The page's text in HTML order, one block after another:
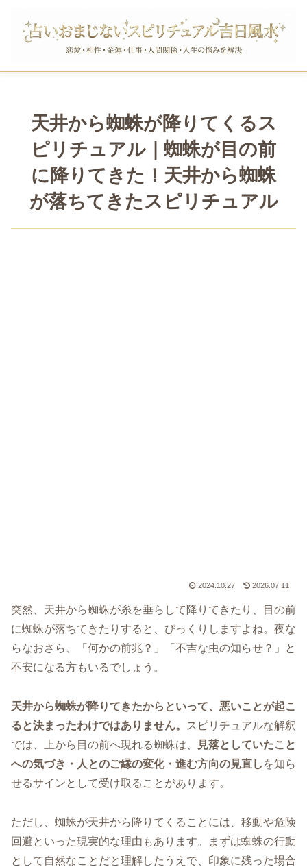
天井から蜘蛛が降りてくるス
ピリチュアル｜蜘蛛が目の前
に降りてきた！天井から蜘蛛
が落ちてきたスピリチュアル
2024.10.27 2026.07.11
突然、天井から蜘蛛が糸を垂らして降りてきたり、目の前
に蜘蛛が落ちてきたりすると、びっくりしますよね。夜な
らなおさら、「何かの前兆？」「不吉な虫の知らせ？」と
不安になる方もいるでしょう。
天井から蜘蛛が降りてきたからといって、悪いことが起こ
ると決まったわけではありません。
スピリチュアルな解釈
では、上から目の前へ現れる蜘蛛は、
見落としていたこと
への気づき・人とのご縁の変化・進む方向の見直し を知ら
せるサインとして受け取ることがあります。
ただし、蜘蛛が天井から降りてくることには、移動や危険
回避といった現実的な理由もあります。まずは蜘蛛の行動
として自然なことだと理解したうえで、印象に残った場合